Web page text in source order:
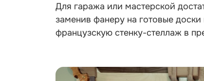
Для гаража или мастерской
заменив фанеру на готовые
французскую стенку-стеллаж в